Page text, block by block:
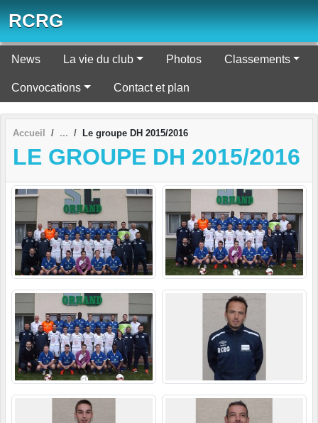
RCRG
News La vie du club Photos Classements
Convocations Contact et plan
Accueil Le groupe DH 2015/2016
LE GROUPE DH 2015/2016